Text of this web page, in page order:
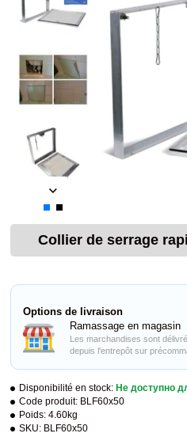
Collier de serrage
Disponibilité en stock: Не доступно
Code produit: BLF60x50
Poids: 4.60kg
SKU: BLF60x50
Options de livraison
Ramassage en magasin
Les marchandises sont
depuis l'entrepôt sur